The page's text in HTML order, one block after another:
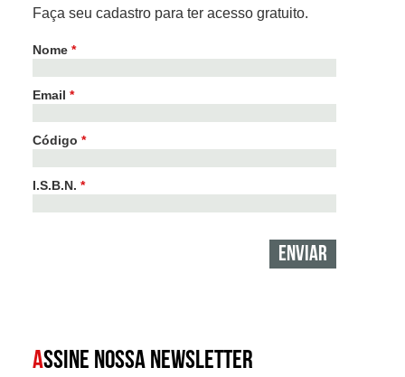
Faça seu cadastro para ter acesso gratuito.
Nome *
Email *
Código *
I.S.B.N. *
ASSINE NOSSA NEWSLETTER